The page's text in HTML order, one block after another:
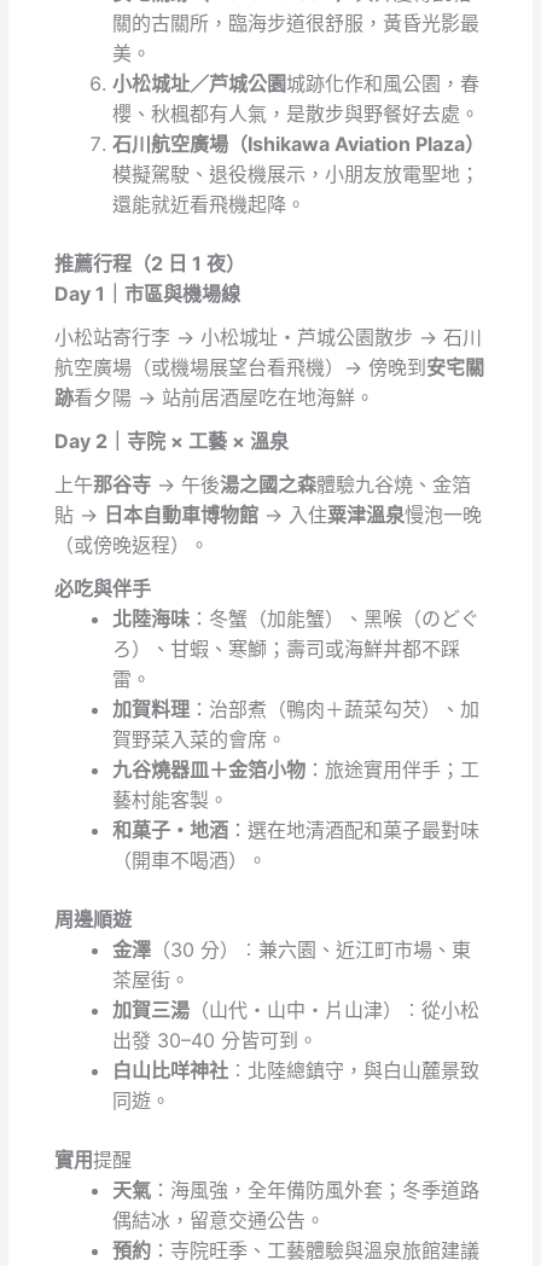
關的古關所，臨海步道很舒服，黃昏光影最
美。
小松城址／芦城公園城跡化作和風公園，春
櫻、秋楓都有人氣，是散步與野餐好去處。
石川航空廣場（Ishikawa Aviation Plaza）
模擬駕駛、退役機展示，小朋友放電聖地；
還能就近看飛機起降。
推薦行程（2 日 1 夜）
Day 1｜市區與機場線
小松站寄行李 → 小松城址・芦城公園散步 → 石川
航空廣場（或機場展望台看飛機）→ 傍晚到 安宅關
跡看夕陽 → 站前居酒屋吃在地海鮮。
Day 2｜寺院 × 工藝 × 溫泉
上午那谷寺 → 午後湯之國之森體驗九谷燒、金箔
貼 → 日本自動車博物館 → 入住粟津溫泉慢泡一晚
（或傍晚返程）。
必吃與伴手
北陸海味 ：冬蟹（加能蟹）、黑喉（のどぐ
ろ）、甘蝦、寒鰤；壽司或海鮮丼都不踩
雷。
加賀料理 ：治部煮（鴨肉＋蔬菜勾芡）、加
賀野菜入菜的會席。
九谷燒器皿＋金箔小物 ：旅途實用伴手；工
藝村能客製。
和菓子・地酒 ：選在地清酒配和菓子最對味
（開車不喝酒）。
周邊順遊
金澤 （30 分）︰兼六園、近江町市場、東
茶屋街。
加賀三湯 （山代・山中・片山津）︰從小松
出發 30–40 分皆可到。
白山比咩神社 ︰北陸總鎮守，與白山麓景致
同遊。
實用提醒
天氣 ：海風強，全年備防風外套；冬季道路
偶結冰，留意交通公告。
預約 ：寺院旺季、工藝體驗與溫泉旅館建議